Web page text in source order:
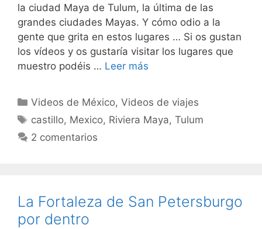
la ciudad Maya de Tulum, la última de las
grandes ciudades Mayas. Y cómo odio a la
gente que grita en estos lugares … Si os gustan
los vídeos y os gustaría visitar los lugares que
muestro podéis … Leer más
Categorías
Videos de México,Videos de viajes
Etiquetas
castillo, Mexico, Riviera Maya,Tulum
2 comentarios
La Fortaleza de San Petersburgo
por dentro